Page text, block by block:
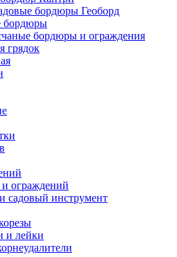
бордюры Геоборд
бордюры
бордюры и ограждения
грядок
ограждений
садовый инструмент
и лейки